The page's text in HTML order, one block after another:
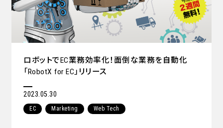
ロボットでEC業務効率化！面倒な業務を自動化
「RobotX for EC」リリース
2023.05.30
EC Marketing Web Tech